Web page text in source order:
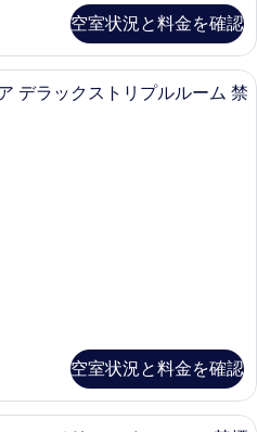
空室状況と料金を確認
プレミアムコンフォートフロア デラ
デラックストリプルルーム 禁
空室状況と料金を確認
プレミアムコンフォートフロア スー